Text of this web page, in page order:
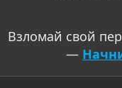
Взломай свой
—